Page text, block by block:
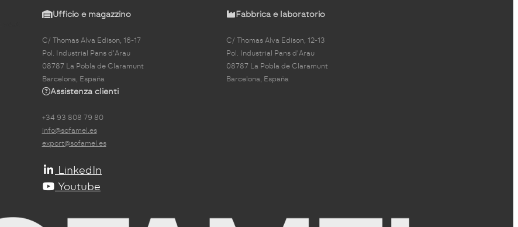
Ufficio e magazzino
C/ Thomas Alva Edison, 16-17
Pol. Industrial Pans d'Arau
08787 La Pobla de Claramunt
Barcelona, España
Fabbrica e laboratorio
C/ Thomas Alva Edison, 12-13
Pol. Industrial Pans d'Arau
08787 La Pobla de Claramunt
Barcelona, España
Assistenza clienti
+34 93 808 79 80
info@sofamel.es
export@sofamel.es
LinkedIn
Youtube